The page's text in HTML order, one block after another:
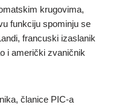
krugovima,
funkciju spominju se
francuski izaslanik
i američki zvaničnik
članice PIC-a